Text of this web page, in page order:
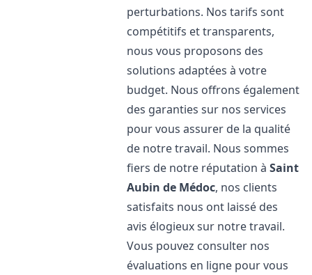
perturbations. Nos tarifs sont
compétitifs et transparents,
nous vous proposons des
solutions adaptées à votre
budget. Nous offrons également
des garanties sur nos services
pour vous assurer de la qualité
de notre travail. Nous sommes
fiers de notre réputation àSaint
Aubin de Médoc, nos clients
satisfaits nous ont laissé des
avis élogieux sur notre travail.
Vous pouvez consulter nos
évaluations en ligne pour vous